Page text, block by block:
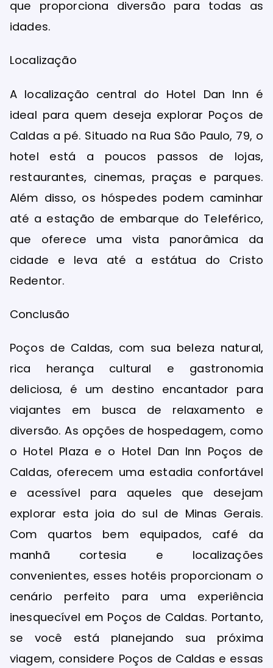
que proporciona diversão para todas as
idades.
Localização
A localização central do Hotel Dan Inn é
ideal para quem deseja explorar Poços de
Caldas a pé. Situado na Rua São Paulo, 79, o
hotel está a poucos passos de lojas,
restaurantes, cinemas, praças e parques.
Além disso, os hóspedes podem caminhar
até a estação de embarque do Teleférico,
que oferece uma vista panorâmica da
cidade e leva até a estátua do Cristo
Redentor.
Conclusão
Poços de Caldas, com sua beleza natural,
rica herança cultural e gastronomia
deliciosa, é um destino encantador para
viajantes em busca de relaxamento e
diversão. As opções de hospedagem, como
o Hotel Plaza e o Hotel Dan Inn Poços de
Caldas, oferecem uma estadia confortável
e acessível para aqueles que desejam
explorar esta joia do sul de Minas Gerais.
Com quartos bem equipados, café da
manhã cortesia e localizações
convenientes, esses hotéis proporcionam o
cenário perfeito para uma experiência
inesquecível em Poços de Caldas. Portanto,
se você está planejando sua próxima
viagem, considere Poços de Caldas e essas